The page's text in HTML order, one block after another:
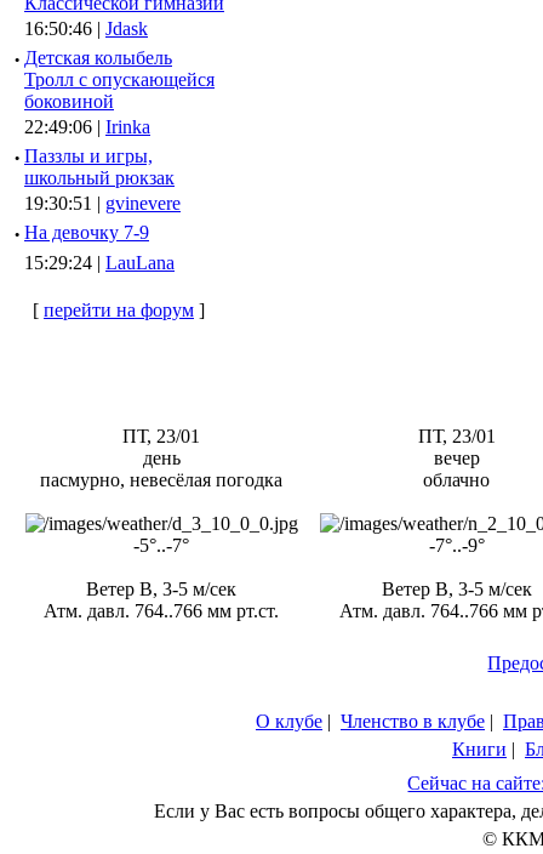
16:50:46 | Jdask
· Детская колыбель
Тролл с опускающейся
боковиной
22:49:06 | Irinka
· Паззлы и игры,
школьный рюкзак
19:30:51 | gvinevere
· Hа девочку 7-9
15:29:24 | LauLana
[ перейти на форум ]
ПТ, 23/01
день
пасмурно, невесёлая погодка
-5°..-7°
Ветер В, 3-5 м/сек
Атм. давл. 764..766 мм рт.ст.
ПТ, 23/01
вечер
облачно
-7°..-9°
Ветер В, 3-5 м/сек
Атм. давл. 764..766 мм
О клубе | Членство в клубе |
Книги |
Сейчас на
Если у Вас есть вопросы общего характера,
© ККМ